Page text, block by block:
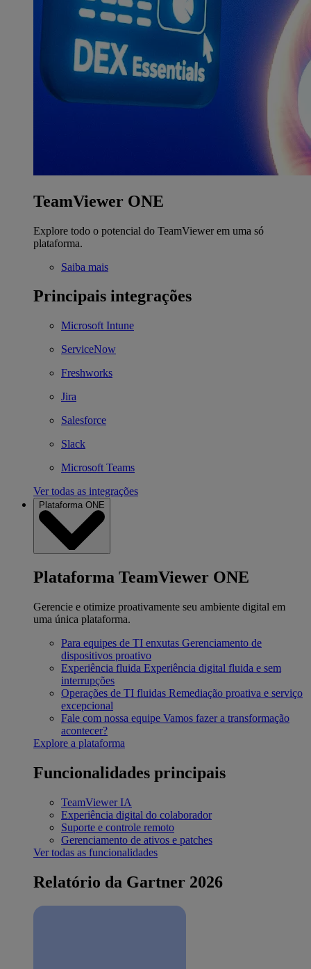
TeamViewer ONE
Explore todo o potencial do TeamViewer em uma só
plataforma.
Saiba mais
Principais integrações
Microsoft Intune
ServiceNow
Freshworks
Jira
Salesforce
Slack
Microsoft Teams
Ver todas as integrações
Plataforma ONE
Plataforma TeamViewer ONE
Gerencie e otimize proativamente seu ambiente digital em
uma única plataforma.
Para equipes de TI enxutas Gerenciamento de
dispositivos proativo
Experiência fluida Experiência digital fluida e sem
interrupções
Operações de TI fluidas Remediação proativa e serviço
excepcional
Fale com nossa equipe Vamos fazer a transformação
acontecer?
Explore a plataforma
Funcionalidades principais
TeamViewer IA
Experiência digital do colaborador
Suporte e controle remoto
Gerenciamento de ativos e patches
Ver todas as funcionalidades
Relatório da Gartner 2026